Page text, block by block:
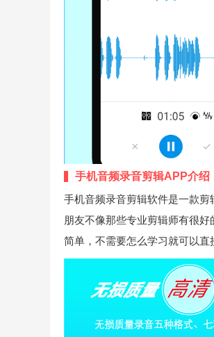
手机音频录音剪辑APP介绍
手机音频录音剪辑软件是一款
朋友不像那些专业剪辑师有很
简单，不需要怎么学习就可以直